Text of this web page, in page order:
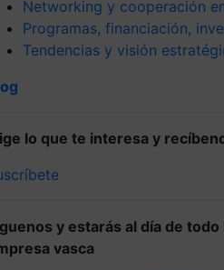
Networking y cooperación
Programas, financiación,
Tendencias y visión
lo que te interesa y
y estarás al día de
vasca